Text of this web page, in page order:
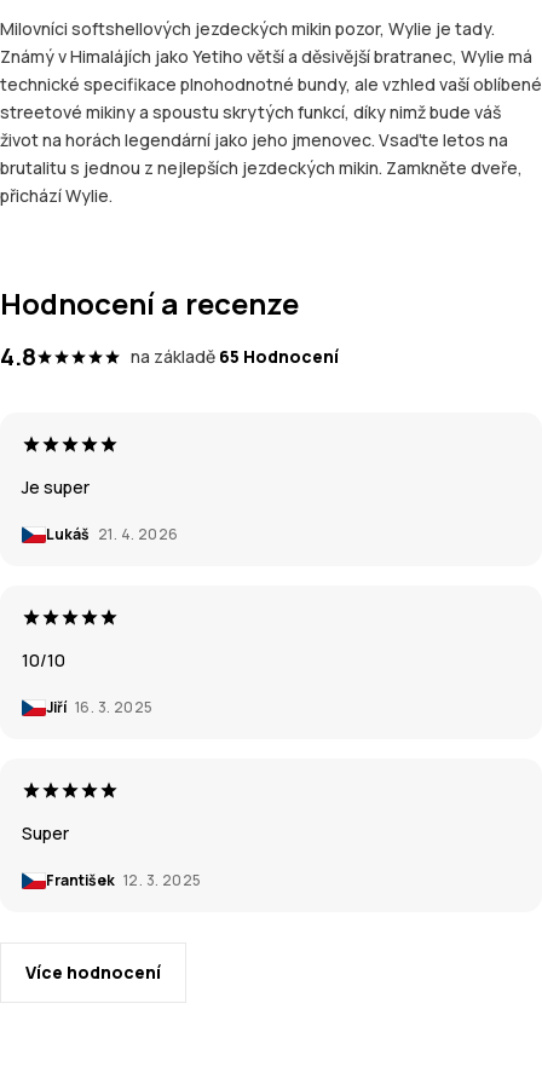
Milovníci softshellových jezdeckých mikin pozor, Wylie je tady.
Známý v Himalájích jako Yetiho větší a děsivější bratranec, Wylie má
technické specifikace plnohodnotné bundy, ale vzhled vaší oblíbené
streetové mikiny a spoustu skrytých funkcí, díky nimž bude váš
život na horách legendární jako jeho jmenovec. Vsaďte letos na
brutalitu s jednou z nejlepších jezdeckých mikin. Zamkněte dveře,
přichází Wylie.
Hodnocení a recenze
4.8 na základě 65 Hodnocení
Je super
Lukáš 21. 4. 2026
10/10
Jiří 16. 3. 2025
Super
František 12. 3. 2025
Více hodnocení